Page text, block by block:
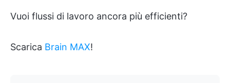
Vuoi flussi di lavoro ancora più efficienti?
Scarica Brain MAX!